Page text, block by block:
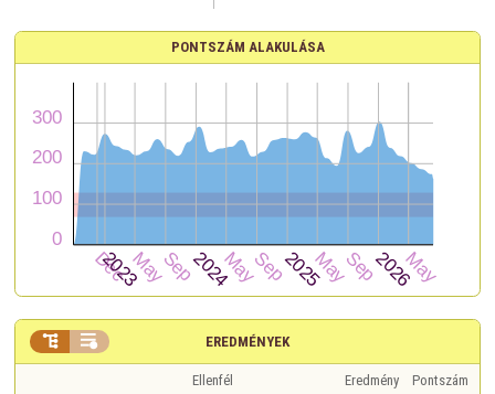
PONTSZÁM ALAKULÁSA
EREDMÉNYEK
 
Ellenfél Eredmény
Pontszám